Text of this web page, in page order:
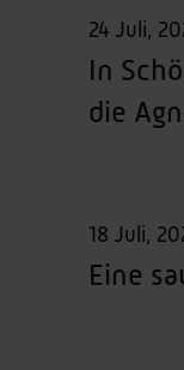
24 Juli,
In
die
18 Juli,
Eine